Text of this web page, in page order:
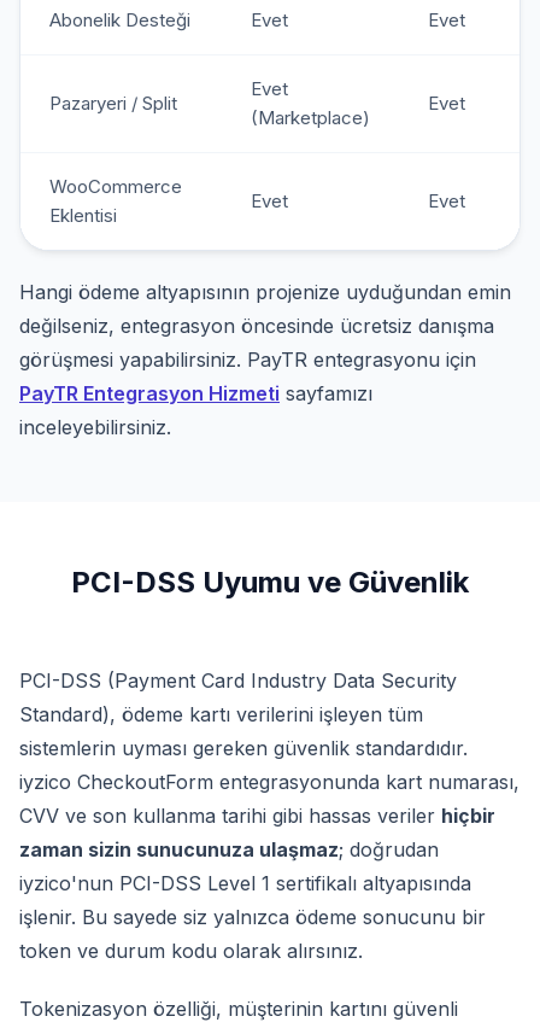
Abonelik Desteği Evet Evet
Pazaryeri / Split
Evet
(Marketplace)
Evet
WooCommerce
Eklentisi
Evet Evet
Hangi ödeme altyapısının projenize uyduğundan emin
değilseniz, entegrasyon öncesinde ücretsiz danışma
görüşmesi yapabilirsiniz. PayTR entegrasyonu için
PayTR Entegrasyon Hizmeti sayfamızı
inceleyebilirsiniz.
PCI-DSS Uyumu ve Güvenlik
PCI-DSS (Payment Card Industry Data Security
Standard), ödeme kartı verilerini işleyen tüm
sistemlerin uyması gereken güvenlik standardıdır.
iyzico CheckoutForm entegrasyonunda kart numarası,
CVV ve son kullanma tarihi gibi hassas veriler hiçbir
zaman sizin sunucunuza ulaşmaz; doğrudan
iyzico'nun PCI-DSS Level 1 sertifikalı altyapısında
işlenir. Bu sayede siz yalnızca ödeme sonucunu bir
token ve durum kodu olarak alırsınız.
Tokenizasyon özelliği, müşterinin kartını güvenli